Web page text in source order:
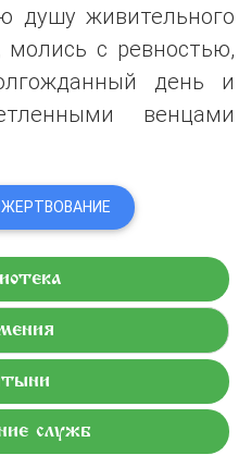
душу живительного
с ревностью,
день и
венцами
служб